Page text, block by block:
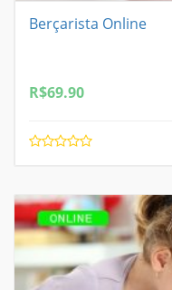
Berçarista Online
R$69.90